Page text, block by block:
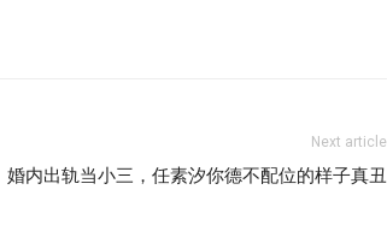
Next article
婚内出轨当小三，任素汐你德不配位的样子真丑